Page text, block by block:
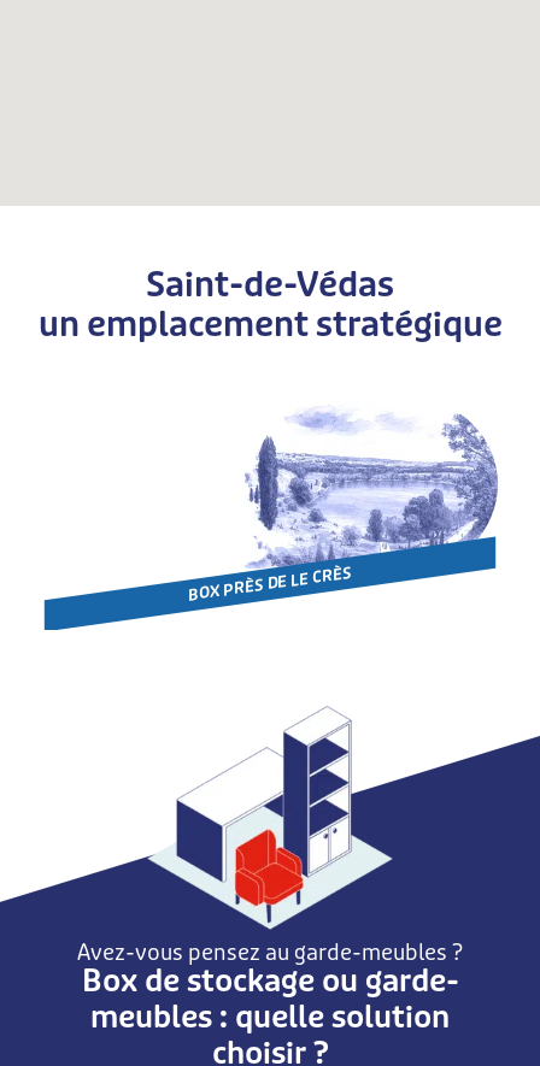
Saint-de-Védas
un emplacement stratégique
BOX PRÈS DE LE CRÈS
Avez-vous pensez au garde-meubles ?
Box de stockage ou garde-
meubles : quelle solution
choisir ?